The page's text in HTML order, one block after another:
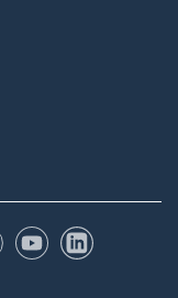
Facebook
YouTubeLinkedIn